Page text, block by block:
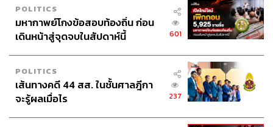
POLITICS
มหากาพย์โกงข้อสอบท้องถิ่น ก่อน
เดินหน้าสู่จุดจบในสัปดาห์นี้
601
POLITICS
เส้นทางคดี 44 สส. ในชั้นศาลฎีกา
จะรู้ผลเมื่อไร
237